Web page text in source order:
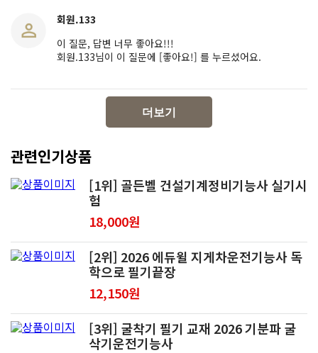
회원.133
이 질문, 답변 너무 좋아요!!!
회원.133님이 이 질문에 [좋아요!] 를 누르셨어요.
더보기
관련인기상품
[1위] 골든벨 건설기계정비기능사 실기시
험
18,000원
[2위] 2026 에듀윌 지게차운전기능사 독
학으로 필기끝장
12,150원
[3위] 굴착기 필기 교재 2026 기분파 굴
삭기운전기능사